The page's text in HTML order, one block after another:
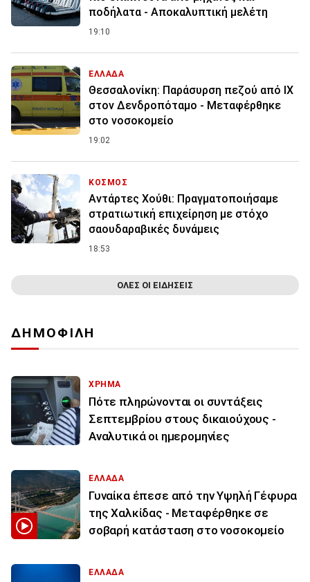
ποδήλατα - Αποκαλυπτική μελέτη
19:10
ΕΛΛΑΔΑ
Θεσσαλονίκη: Παράσυρση πεζού από ΙΧ
στον Δενδροπόταμο - Μεταφέρθηκε
στο νοσοκομείο
19:02
ΚΟΣΜΟΣ
Αντάρτες Χούθι: Πραγματοποιήσαμε
στρατιωτική επιχείρηση με στόχο
σαουδαραβικές δυνάμεις
18:53
ΟΛΕΣ ΟΙ ΕΙΔΗΣΕΙΣ
ΔΗΜΟΦΙΛΗ
ΧΡΗΜΑ
Πότε πληρώνονται οι συντάξεις
Σεπτεμβρίου στους δικαιούχους -
Αναλυτικά οι ημερομηνίες
ΕΛΛΑΔΑ
Γυναίκα έπεσε από την Υψηλή Γέφυρα
της Χαλκίδας - Μεταφέρθηκε σε
σοβαρή κατάσταση στο νοσοκομείο
ΕΛΛΑΔΑ